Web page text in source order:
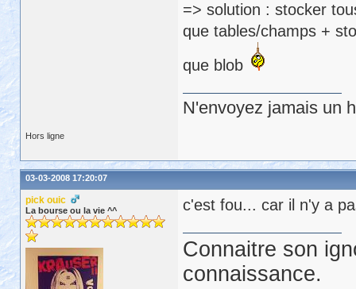
=> solution : stocker
que tables/champs +
que blob
N'envoyez jamais un
Hors ligne
03-03-2008 17:20:07
pick ouic
La bourse ou la vie ^^ c'est fou... car il n'y a
Connaitre son
connaissance.